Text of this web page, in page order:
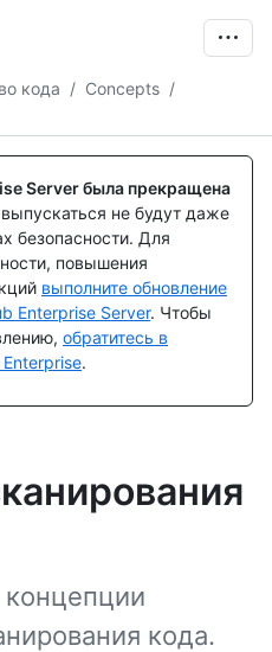
кода / Concepts /
Server была прекращена
не будут даже
безопасности. Для
повышения
выполните обновление
Enterprise Server. Чтобы
обратитесь в
.
кода.